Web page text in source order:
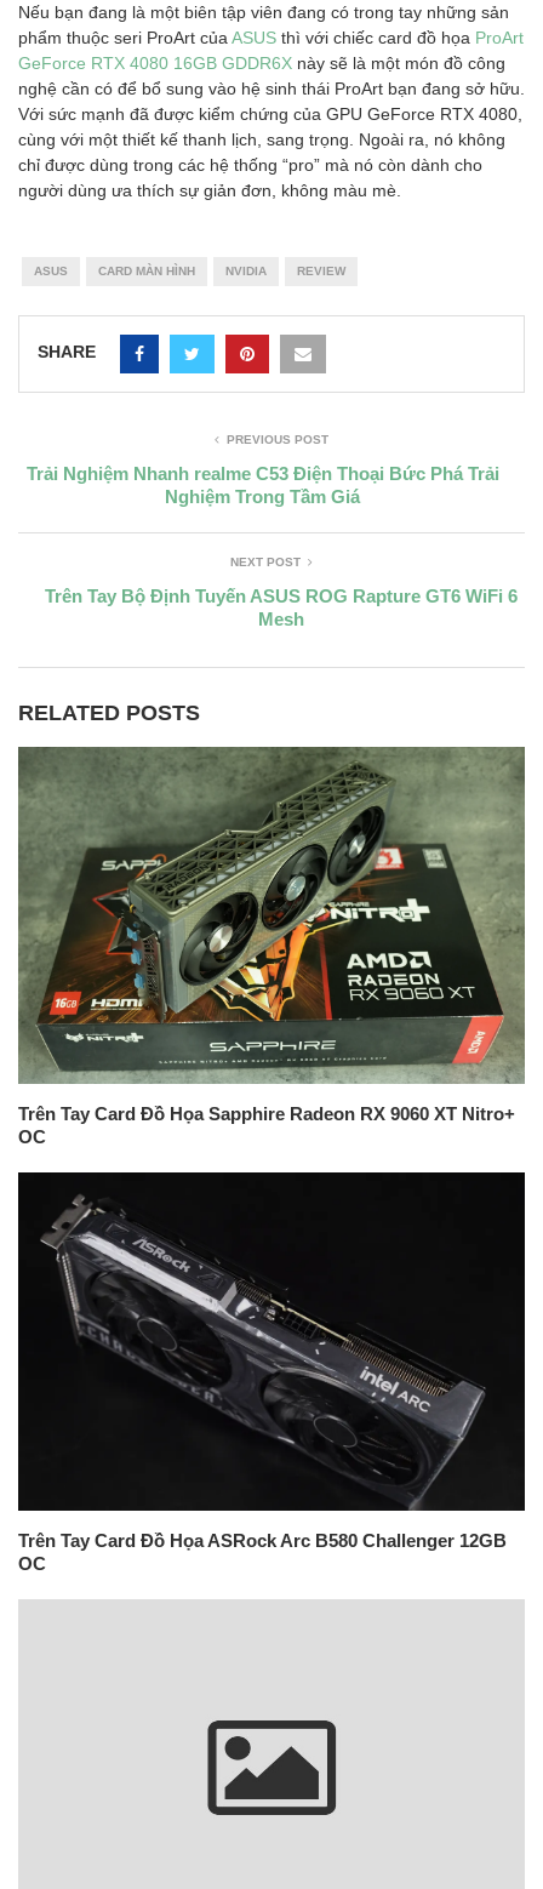
Nếu bạn đang là một biên tập viên đang có trong tay những sản
phẩm thuộc seri ProArt của ASUS thì với chiếc card đồ họa ProArt
GeForce RTX 4080 16GB GDDR6X này sẽ là một món đồ công
nghệ cần có để bổ sung vào hệ sinh thái ProArt bạn đang sở hữu.
Với sức mạnh đã được kiểm chứng của GPU GeForce RTX 4080,
cùng với một thiết kế thanh lịch, sang trọng. Ngoài ra, nó không
chỉ được dùng trong các hệ thống “pro” mà nó còn dành cho
người dùng ưa thích sự giản đơn, không màu mè.
ASUS CARD MÀN HÌNH NVIDIA REVIEW
SHARE
PREVIOUS POST
Trải Nghiệm Nhanh realme C53 Điện Thoại Bức Phá Trải
Nghiệm Trong Tầm Giá
NEXT POST
Trên Tay Bộ Định Tuyến ASUS ROG Rapture GT6 WiFi 6
Mesh
RELATED POSTS
Trên Tay Card Đồ Họa Sapphire Radeon RX 9060 XT Nitro+
OC
Trên Tay Card Đồ Họa ASRock Arc B580 Challenger 12GB
OC